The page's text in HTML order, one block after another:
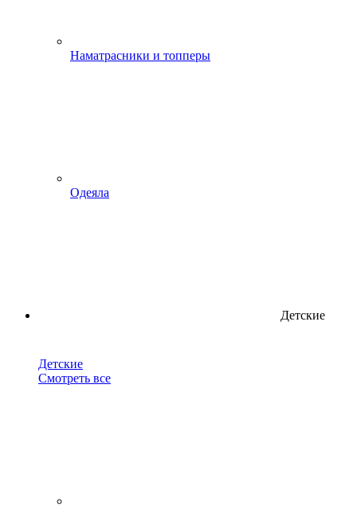
Наматрасники и топперы
Одеяла
Детские
Детские
Смотреть все